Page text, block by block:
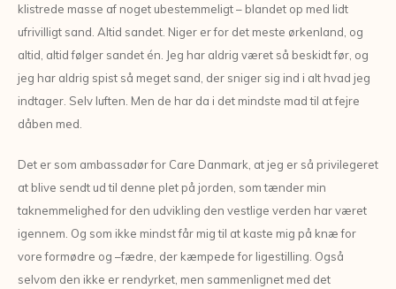
klistrede masse af noget ubestemmeligt – blandet op med lidt
ufrivilligt sand. Altid sandet. Niger er for det meste ørkenland, og
altid, altid følger sandet én. Jeg har aldrig været så beskidt før, og
jeg har aldrig spist så meget sand, der sniger sig ind i alt hvad jeg
indtager. Selv luften. Men de har da i det mindste mad til at fejre
dåben med.
Det er som ambassadør for Care Danmark, at jeg er så privilegeret
at blive sendt ud til denne plet på jorden, som tænder min
taknemmelighed for den udvikling den vestlige verden har været
igennem. Og som ikke mindst får mig til at kaste mig på knæ for
vore formødre og –fædre, der kæmpede for ligestilling. Også
selvom den ikke er rendyrket, men sammenlignet med det